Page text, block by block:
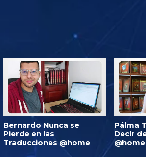
Bernardo Nunca se
Pierde en las
Traducciones @home
Pálma
Decir
@home